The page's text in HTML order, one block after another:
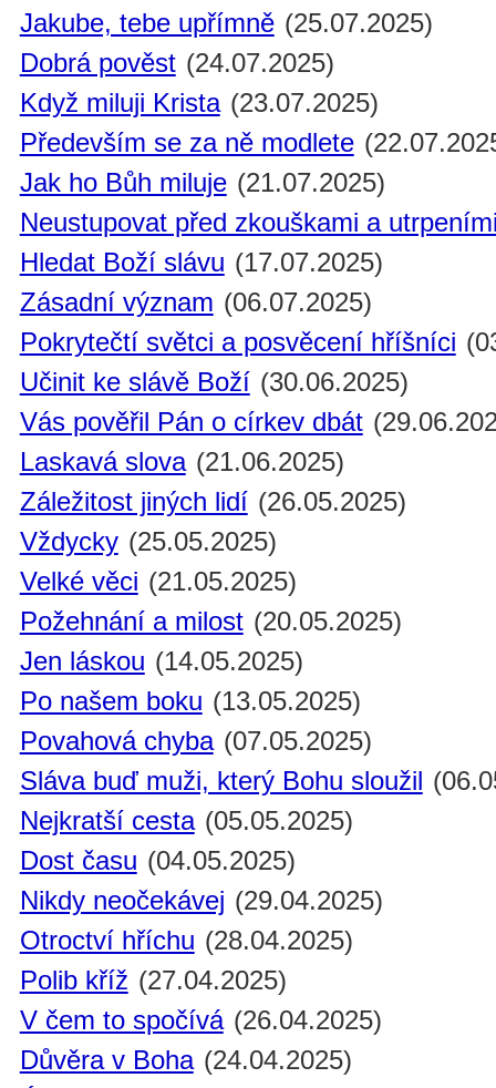
Jakube, tebe upřímně (25.07.2025)
Dobrá pověst (24.07.2025)
Když miluji Krista (23.07.2025)
Především se za ně modlete
Jak ho Bůh miluje (21.07.2025)
Neustupovat před zkouškami a
Hledat Boží slávu (17.07.2025)
Zásadní význam (06.07.2025)
Pokrytečtí světci a posvěcení hříšníci
Učinit ke slávě Boží (30.06.2025)
Vás pověřil Pán o církev dbát
Laskavá slova (21.06.2025)
Záležitost jiných lidí (26.05.2025)
Vždycky (25.05.2025)
Velké věci (21.05.2025)
Požehnání a milost (20.05.2025)
Jen láskou (14.05.2025)
Po našem boku (13.05.2025)
Povahová chyba (07.05.2025)
Sláva buď muži, který Bohu sloužil
Nejkratší cesta (05.05.2025)
Dost času (04.05.2025)
Nikdy neočekávej (29.04.2025)
Otroctví hříchu (28.04.2025)
Polib kříž (27.04.2025)
V čem to spočívá (26.04.2025)
Důvěra v Boha (24.04.2025)